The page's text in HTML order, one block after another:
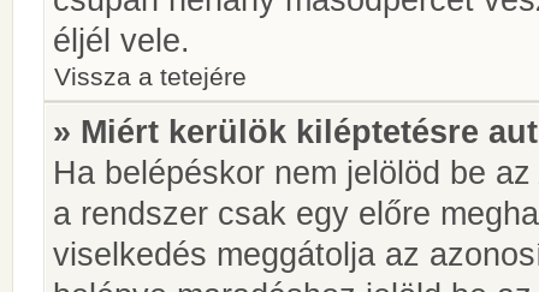
éljél vele.
Vissza a tetejére
» Miért kerülök kiléptetésre
Ha belépéskor nem jelölöd be az
a rendszer csak egy előre
viselkedés meggátolja az